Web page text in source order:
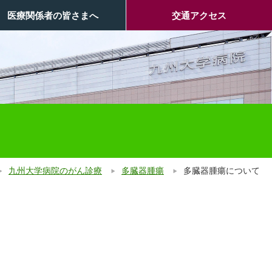
医療関係者の皆さまへ 交通アクセス
九州大学病院のがん診療 多臓器腫瘍 多臓器腫瘍について